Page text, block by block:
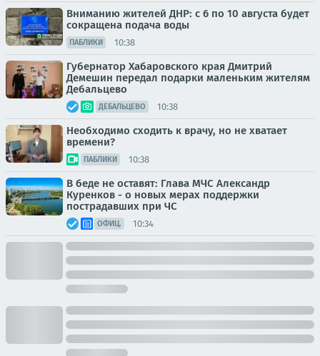
Вниманию жителей ДНР: с 6 по 10 августа будет
сокращена подача воды
ПАБЛИКИ 10:38
Губернатор Хабаровского края Дмитрий
Демешин передал подарки маленьким жителям
Дебальцево
ДЕБАЛЬЦЕВО 10:38
Необходимо сходить к врачу, но не хватает
времени?
ПАБЛИКИ 10:38
В беде не оставят: Глава МЧС Александр
Куренков - о новых мерах поддержки
пострадавших при ЧС
ОФИЦ. 10:34